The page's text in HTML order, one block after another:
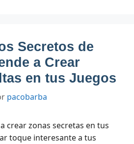
Secretos de
a Crear
en tus Juegos
pacobarba
crear zonas secretas en tus
toque interesante a tus